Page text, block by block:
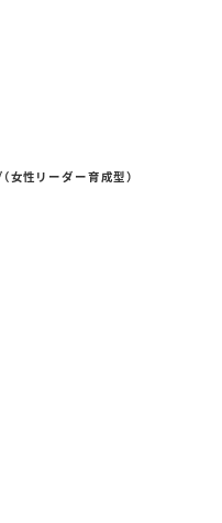
女性リーダー育成型）